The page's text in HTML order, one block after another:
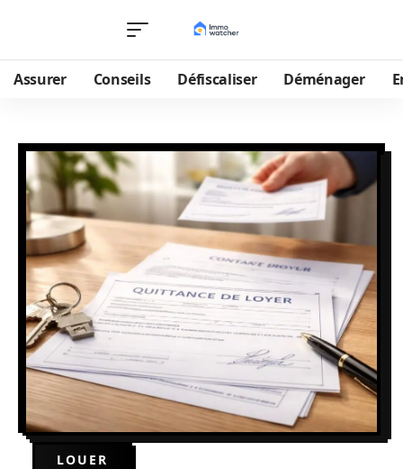
Assurer Conseils Défiscaliser Déménager
LOUER